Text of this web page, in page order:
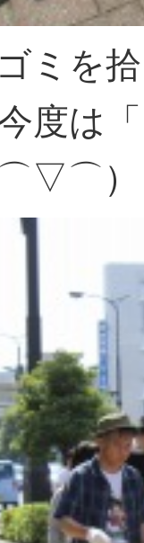
ミを
度は
⌒▽⌒）